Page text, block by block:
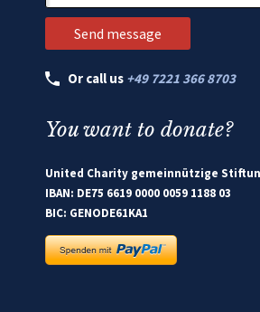
Or call us +49 7221 366 8703
You want to donate?
United Charity gemeinnützige
IBAN: DE75 6619 0000 0059 1188 03
BIC: GENODE61KA1